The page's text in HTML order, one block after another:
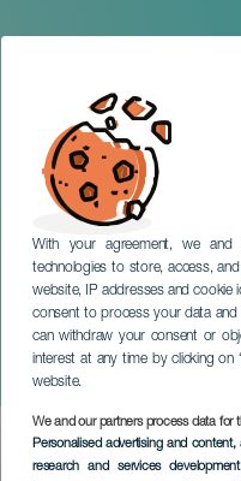
With your agreement, we
technologies to store, access,
website, IP addresses and cookie
consent to process your data and
can withdraw your consent or
interest at any time by clicking on
website.
We and our partners process data for
Personalised advertising and
research and services development
EmerPop
Go! &
TENERIFE
Imagen
Listado